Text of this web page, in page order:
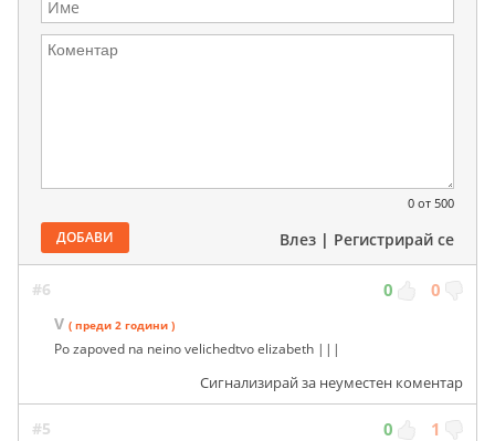
0 от 500
ДОБАВИ Влез | Регистрирай се
#6 0 0
V ( преди 2 години )
Po zapoved na neino velichedtvo elizabeth |||
Сигнализирай за неуместен коментар
#5 0 1